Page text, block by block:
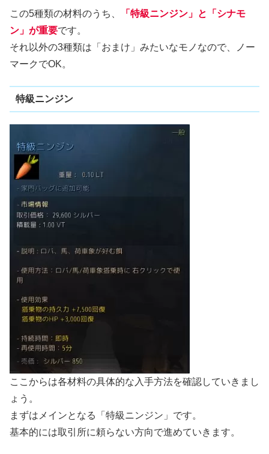
この5種類の材料のうち、
「特級ニンジン」と「シナモ
ン」が重要です。
それ以外の3種類は「おまけ」みたいなモノなので、ノー
マークでOK。
特級ニンジン
ここからは各材料の具体的な入手方法を確認していきまし
ょう。
まずはメインとなる「特級ニンジン」です。
基本的には取引所に頼らない方向で進めていきます。